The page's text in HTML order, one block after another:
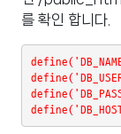
를 확인 합니다.